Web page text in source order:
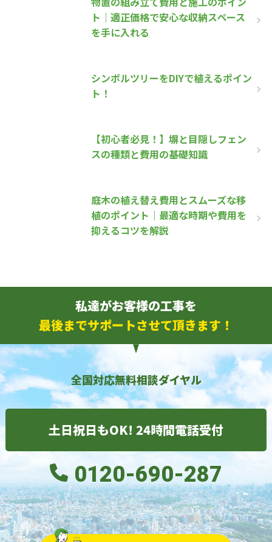
ト｜適正価格で安心な収納スペース
を手に入れる
シンボルツリーをDIYで植えるポイン
ト！
【初心者必見！】塀と目隠しフェン
スの種類と費用の基礎知識
庭木の植え替え費用とスムーズな移
植のポイント｜最適な時期や費用を
抑えるコツを解説
私達がお客様の工事を
最後までサポートさせて頂きます！
全国対応無料相談ダイヤル
土日祝日もOK! 24時間電話受付
0120-690-287